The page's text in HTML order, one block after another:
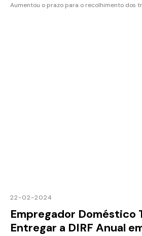
Aumentou o prazo para o recolhimento dos
22-02-2024
Empregador Doméstico
Entregar a DIRF Anual